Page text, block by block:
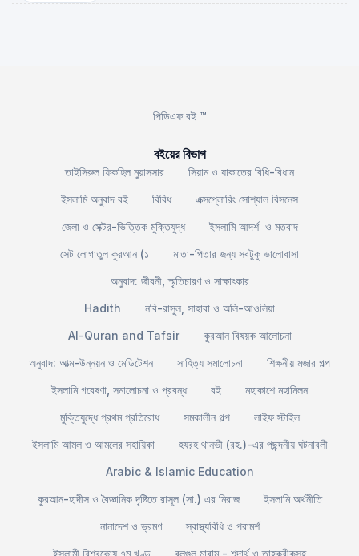
পিডিএফ বই ™
বইয়ের বিভাগ
তাইসিরুল ফিকহিল মুয়াসসার
সিয়াম ও যাকাতের বিধি-বিধান
ইসলামি অনুবাদ বই
বিবিধ
এক্সপ্লোরিং সোশ্যাল বিসনেস
জেলা ও সেক্টর-ভিত্তিক মুক্তিযুদ্ধ
ইসলামি আদর্শ ও মতবাদ
সেট লোগাতুল কুরআন (১
মাতা-পিতার জন্য সবটুকু ভালোবাসা
অনুবাদ: জীবনী, স্মৃতিচারণ ও সাক্ষাৎকার
Hadith
নবি-রাসুল, সাহাবা ও অলি-আওলিয়া
Al-Quran and Tafsir
কুরআন বিষয়ক আলোচনা
অনুবাদ: আত্ম-উন্নয়ন ও মেডিটেশন
সাহিত্য সমালোচনা
শিক্ষনীয় মজার গল্প
ইসলামি গবেষণা, সমালোচনা ও প্রবন্ধ
বই
মহাকাশে মহামিলন
মুক্তিযুদ্ধে প্রথম প্রতিরোধ
সমকালীন গল্প
লাইফ স্টাইল
ইসলামি আমল ও আমলের সহায়িকা
হযরহ থানভী (রহ.)-এর পছন্দনীয় ঘটনাবলী
Arabic & Islamic Education
কুরআন-হাদীস ও বৈজ্ঞানিক দৃষ্টিতে রাসূল (সা.) এর মিরাজ
ইসলামি অর্থনীতি
নানাদেশ ও ভ্রমণ
স্বাস্থ্যবিধি ও পরামর্শ